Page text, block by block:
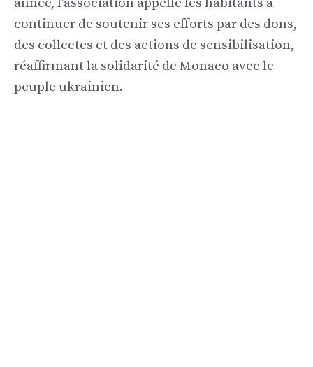
continuer de soutenir ses efforts par des dons,
des collectes et des actions de sensibilisation,
réaffirmant la solidarité de Monaco avec le
peuple ukrainien.